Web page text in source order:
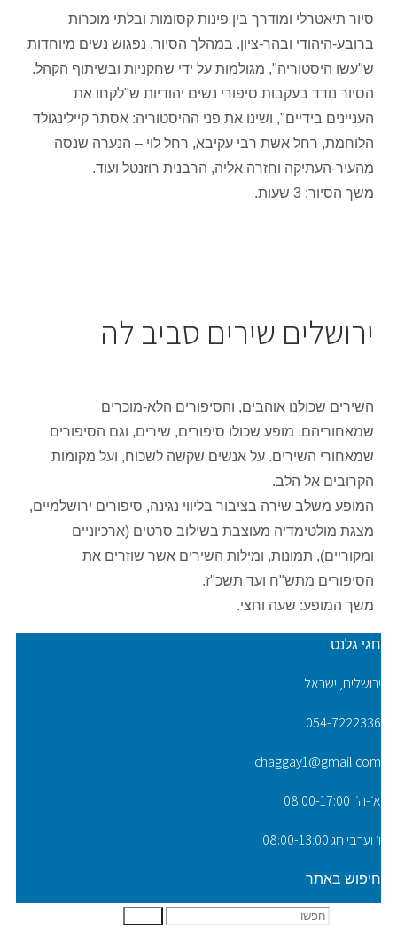
סיור תיאטרלי ומודרך בין פינות קסומות ובלתי מוכרות
ברובע-היהודי ובהר-ציון. במהלך הסיור, נפגוש נשים מיוחדות
ש"עשו היסטוריה", מגולמות על ידי שחקניות ובשיתוף הקהל.
הסיור נודד בעקבות סיפורי נשים יהודיות ש"לקחו את
העניינים בידיים", ושינו את פני ההיסטוריה: אסתר קיילינגולד
הלוחמת, רחל אשת רבי עקיבא, רחל לוי – הנערה שנסה
מהעיר-העתיקה וחזרה אליה, הרבנית רוזנטל ועוד.
משך הסיור: 3 שעות.
ירושלים שירים סביב לה
השירים שכולנו אוהבים, והסיפורים הלא-מוכרים
שמאחוריהם. מופע שכולו סיפורים, שירים, וגם הסיפורים
שמאחורי השירים. על אנשים שקשה לשכוח, ועל מקומות
הקרובים אל הלב.
המופע משלב שירה בציבור בליווי נגינה, סיפורים ירושלמיים,
מצגת מולטימדיה מעוצבת בשילוב סרטים (ארכיוניים
ומקוריים), תמונות, ומילות השירים אשר שוזרים את
הסיפורים מתש"ח ועד תשכ"ז.
משך המופע: שעה וחצי.
חגי גלנט
ירושלים, ישראל
054-7222336
chaggay1@gmail.com
א׳-ה׳: 08:00-17:00
ו׳ וערבי חג 08:00-13:00
חיפוש באתר